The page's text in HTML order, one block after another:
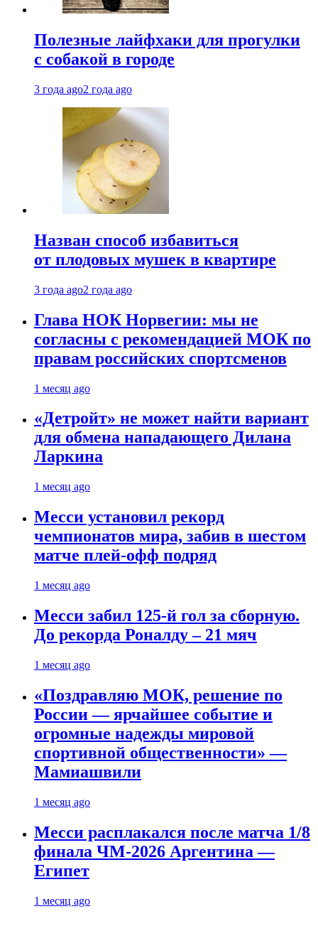
Полезные лайфхаки для прогулки
с собакой в городе
3 года ago2 года ago
Назван способ избавиться
от плодовых мушек в квартире
3 года ago2 года ago
Глава НОК Норвегии: мы не
согласны с рекомендацией МОК по
правам российских спортсменов
1 месяц ago
«Детройт» не может найти вариант
для обмена нападающего Дилана
Ларкина
1 месяц ago
Месси установил рекорд
чемпионатов мира, забив в шестом
матче плей‑офф подряд
1 месяц ago
Месси забил 125-й гол за сборную.
До рекорда Роналду – 21 мяч
1 месяц ago
«Поздравляю МОК, решение по
России — ярчайшее событие и
огромные надежды мировой
спортивной общественности» —
Мамиашвили
1 месяц ago
Месси расплакался после матча 1/8
финала ЧМ-2026 Аргентина —
Египет
1 месяц ago